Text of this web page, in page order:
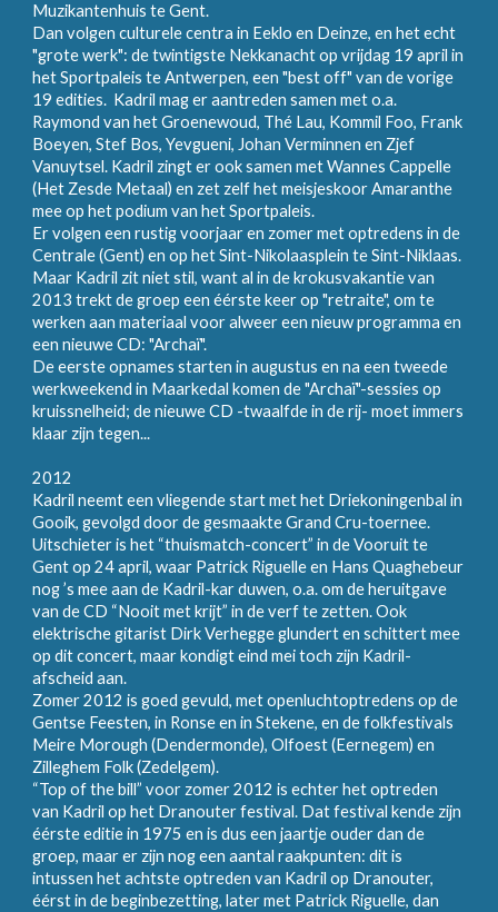
Muzikantenhuis te Gent.
Dan volgen culturele centra in Eeklo en Deinze, en het echt
"grote werk": de twintigste Nekkanacht op vrijdag 19 april in
het Sportpaleis te Antwerpen, een "best off" van de vorige
19 edities. Kadril mag er aantreden samen met o.a.
Raymond van het Groenewoud, Thé Lau, Kommil Foo, Frank
Boeyen, Stef Bos, Yevgueni, Johan Verminnen en Zjef
Vanuytsel. Kadril zingt er ook samen met Wannes Cappelle
(Het Zesde Metaal) en zet zelf het meisjeskoor Amaranthe
mee op het podium van het Sportpaleis.
Er volgen een rustig voorjaar en zomer met optredens in de
Centrale (Gent) en op het Sint-Nikolaasplein te Sint-Niklaas.
Maar Kadril zit niet stil, want al in de krokusvakantie van
2013 trekt de groep een éérste keer op "retraite", om te
werken aan materiaal voor alweer een nieuw programma en
een nieuwe CD: "Archaï".
De eerste opnames starten in augustus en na een tweede
werkweekend in Maarkedal komen de "Archaï"-sessies op
kruissnelheid; de nieuwe CD -twaalfde in de rij- moet immers
klaar zijn tegen...
2012
Kadril neemt een vliegende start met het Driekoningenbal in
Gooik, gevolgd door de gesmaakte Grand Cru-toernee.
Uitschieter is het “thuismatch-concert” in de Vooruit te
Gent op 24 april, waar Patrick Riguelle en Hans Quaghebeur
nog ’s mee aan de Kadril-kar duwen, o.a. om de heruitgave
van de CD “Nooit met krijt” in de verf te zetten. Ook
elektrische gitarist Dirk Verhegge glundert en schittert mee
op dit concert, maar kondigt eind mei toch zijn Kadril-
afscheid aan.
Zomer 2012 is goed gevuld, met openluchtoptredens op de
Gentse Feesten, in Ronse en in Stekene, en de folkfestivals
Meire Morough (Dendermonde), Olfoest (Eernegem) en
Zilleghem Folk (Zedelgem).
“Top of the bill” voor zomer 2012 is echter het optreden
van Kadril op het Dranouter festival. Dat festival kende zijn
éérste editie in 1975 en is dus een jaartje ouder dan de
groep, maar er zijn nog een aantal raakpunten: dit is
intussen het achtste optreden van Kadril op Dranouter,
éérst in de beginbezetting, later met Patrick Riguelle, dan